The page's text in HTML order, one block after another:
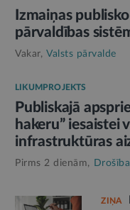
Izmaiņas
pārvaldības
Vakar, Valsts pārvalde
LIKUMPROJEKTS
Publiskajā
hakeru” iesaistei
infrastruktūras
Pirms 2 dienām, Drošība
ZIŅA